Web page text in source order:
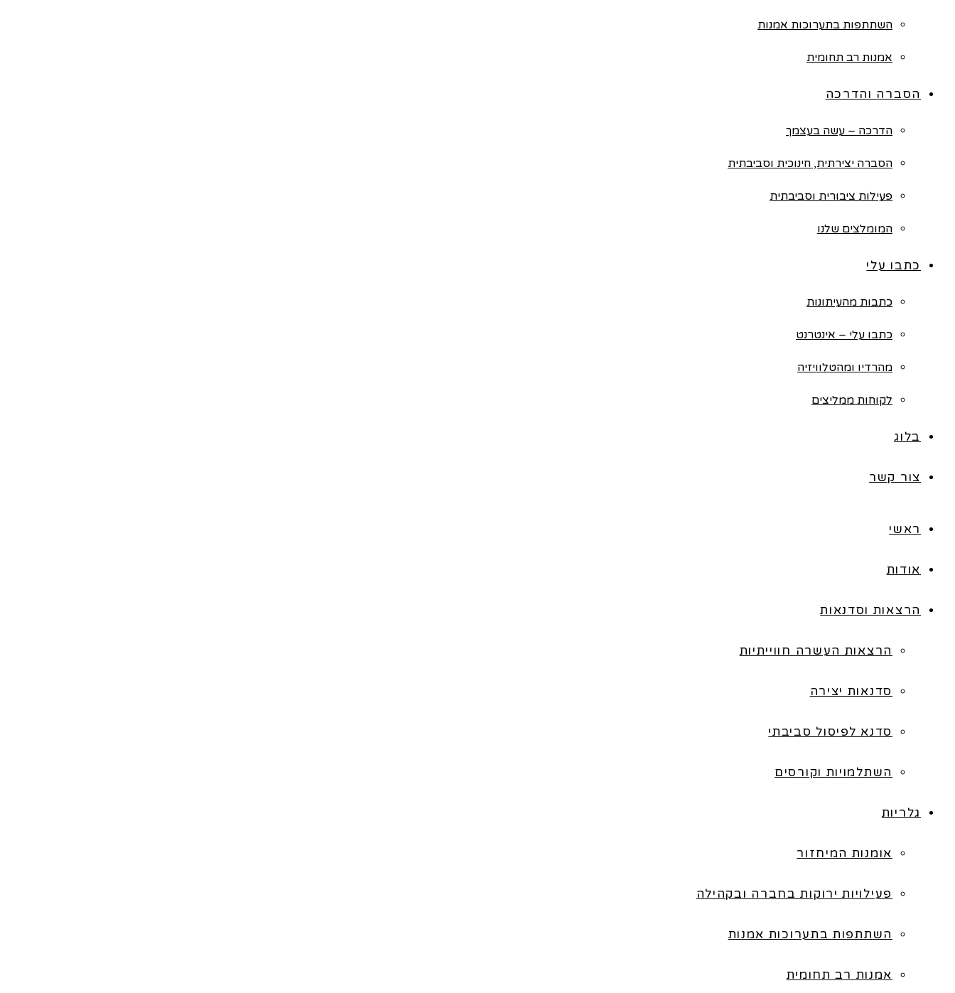
השתתפות בתערוכות אמנות
אמנות רב תחומית
הסברה והדרכה
הדרכה – עשה בעצמך
הסברה יצירתית, חינוכית וסביבתית
פעילות ציבורית וסביבתית
המומלצים שלנו
כתבו עלי
כתבות מהעיתונות
כתבו עלי – אינטרנט
מהרדיו ומהטלוויזיה
לקוחות ממליצים
בלוג
צור קשר
ראשי
אודות
הרצאות וסדנאות
הרצאות העשרה חווייתיות
סדנאות יצירה
סדנא לפיסול סביבתי
השתלמויות וקורסים
גלריות
אומנות המיחזור
פעילויות ירוקות בחברה ובקהילה
השתתפות בתערוכות אמנות
אמנות רב תחומית